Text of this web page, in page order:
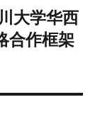
大学华西
合作框架